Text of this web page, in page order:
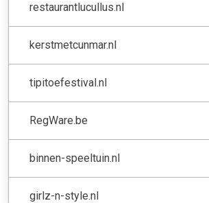
restaurantlucullus.nl
kerstmetcunmar.nl
tipitoefestival.nl
RegWare.be
binnen-speeltuin.nl
girlz-n-style.nl